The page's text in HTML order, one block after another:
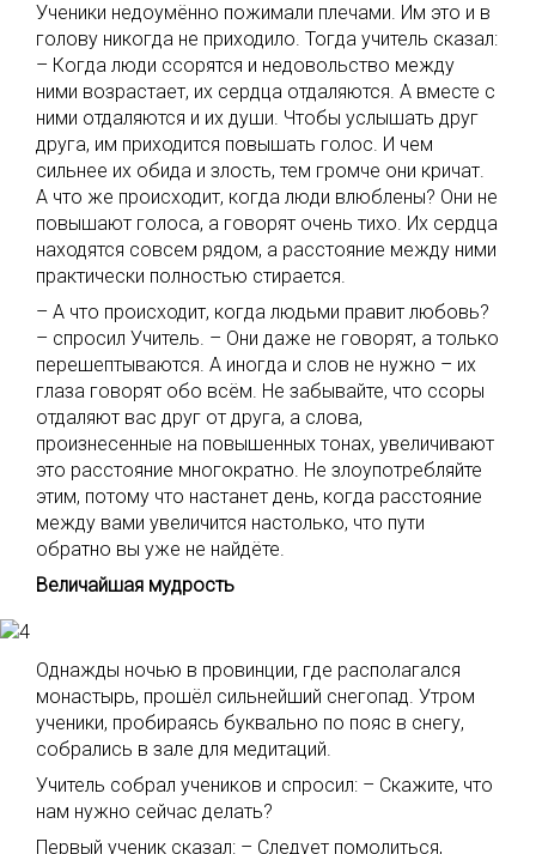
Ученики недоумённо пожимали плечами. Им это и в
голову никогда не приходило. Тогда учитель сказал:
– Когда люди ссорятся и недовольство между
ними возрастает, их сердца отдаляются. А вместе с
ними отдаляются и их души. Чтобы услышать друг
друга, им приходится повышать голос. И чем
сильнее их обида и злость, тем громче они кричат.
А что же происходит, когда люди влюблены? Они не
повышают голоса, а говорят очень тихо. Их сердца
находятся совсем рядом, а расстояние между ними
практически полностью стирается.
– А что происходит, когда людьми правит любовь?
– спросил Учитель. – Они даже не говорят, а только
перешептываются. А иногда и слов не нужно – их
глаза говорят обо всём. Не забывайте, что ссоры
отдаляют вас друг от друга, а слова,
произнесенные на повышенных тонах, увеличивают
это расстояние многократно. Не злоупотребляйте
этим, потому что настанет день, когда расстояние
между вами увеличится настолько, что пути
обратно вы уже не найдёте.
Величайшая мудрость
Однажды ночью в провинции, где располагался
монастырь, прошёл сильнейший снегопад. Утром
ученики, пробираясь буквально по пояс в снегу,
собрались в зале для медитаций.
Учитель собрал учеников и спросил: – Скажите, что
нам нужно сейчас делать?
Первый ученик сказал: – Следует помолиться,